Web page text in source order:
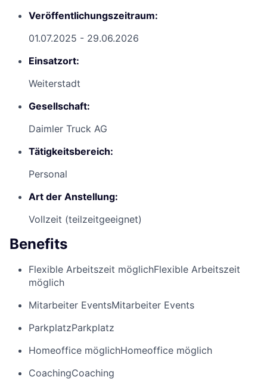
Veröffentlichungszeitraum:
01.07.2025 - 29.06.2026
Einsatzort:
Weiterstadt
Gesellschaft:
Daimler Truck AG
Tätigkeitsbereich:
Personal
Art der Anstellung:
Vollzeit (teilzeitgeeignet)
Benefits
Flexible Arbeitszeit möglichFlexible Arbeitszeit
möglich
Mitarbeiter EventsMitarbeiter Events
ParkplatzParkplatz
Homeoffice möglichHomeoffice möglich
CoachingCoaching